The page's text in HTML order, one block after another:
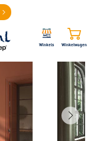
Winkels Winkelwagen